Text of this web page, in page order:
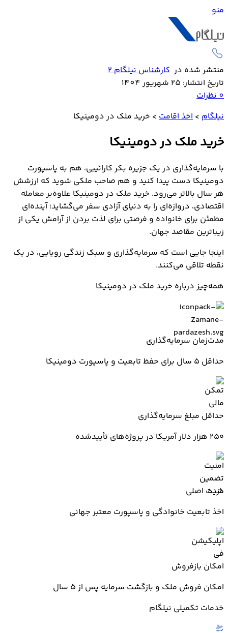
منو
منتشر شده در کارشناس نیلگام 2
تاریخ انتشار: 25 شهریور 1404
0نظرات
نیلگام > اخذ اقامت > خرید ملک در دومینیکا
خرید ملک در دومینیکا
با سرمایه‌گذاری در یک جزیره بکر کارائیبی، هم به پاسپورت
دومینیکا دست پیدا کنید و هم صاحب ملکی شوید که ارزشش
هر سال بالاتر می‌رود. خرید ملک در دومینیکا علاوه‌بر معامله
اقتصادی، دروازه‌ای را به دنیای آزادی سفر می‌گشاید؛ آینده‌ای
مطمئن برای خانواده و فرصتی برای لذت بردن از آرامش یکی از
زیباترین مقاصد جهان.
اینجا جایی است که سرمایه‌گذاری و سبک زندگی رویایی، در یک
نقطه تلاقی می‌کنند.
همه‌چیز درباره خرید ملک در دومینیکا
مدت‌زمان سرمایه‌گذاری
حداقل ۵ سال برای حفظ تابعیت و پاسپورت دومینیکا
حداقل مبلغ سرمایه‌گذاری
۲۵۰ هزار دلار آمریکا در پروژه‌های تأییدشده
مزیت اصلی
اخذ تابعیت خانوادگی و پاسپورت معتبر جهانی
امکان بازفروش
امکان فروش ملک و بازگشت سرمایه پس از ۵ سال
خدمات تکمیلی نیلگام